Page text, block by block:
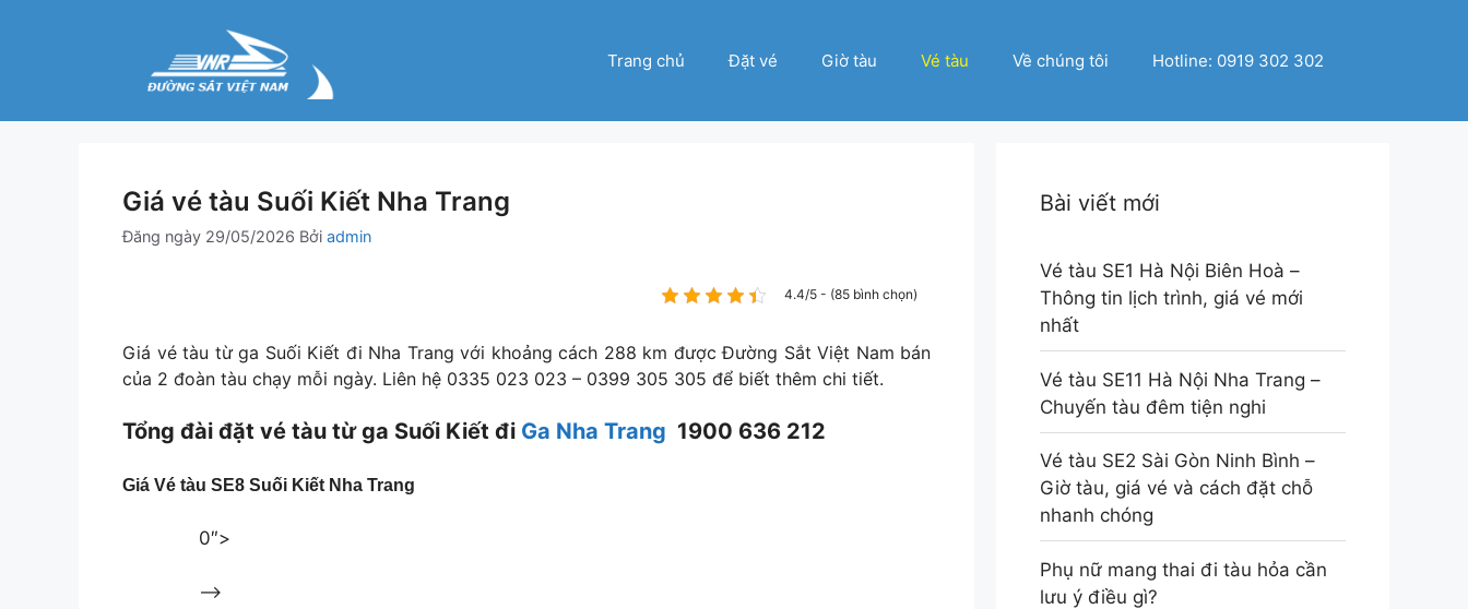
Trang chủ Đặt vé Giờ tàu Vé tàu Về chúng tôi Hotline: 0919 302 302
Giá vé tàu Suối Kiết Nha Trang
Đăng ngày 29/05/2026 Bởi admin
4.4/5 - (85 bình chọn)
Giá vé tàu từ ga Suối Kiết đi Nha Trang với khoảng cách 288 km được Đường Sắt Việt Nam bán
của 2 đoàn tàu chạy mỗi ngày. Liên hệ 0335 023 023 – 0399 305 305 để biết thêm chi tiết.
Tổng đài đặt vé tàu từ ga Suối Kiết đi Ga Nha Trang 1900 636 212
Giá Vé tàu SE8 Suối Kiết Nha Trang
0″>
–>
Bài viết mới
Vé tàu SE1 Hà Nội Biên Hoà –
Thông tin lịch trình, giá vé mới
nhất
Vé tàu SE11 Hà Nội Nha Trang –
Chuyến tàu đêm tiện nghi
Vé tàu SE2 Sài Gòn Ninh Bình –
Giờ tàu, giá vé và cách đặt chỗ
nhanh chóng
Phụ nữ mang thai đi tàu hỏa cần
lưu ý điều gì?